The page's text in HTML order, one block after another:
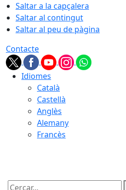
Saltar a la capçalera
Saltar al contingut
Saltar al peu de pàgina
Contacte
Idiomes
Català
Castellà
Anglès
Alemany
Francès